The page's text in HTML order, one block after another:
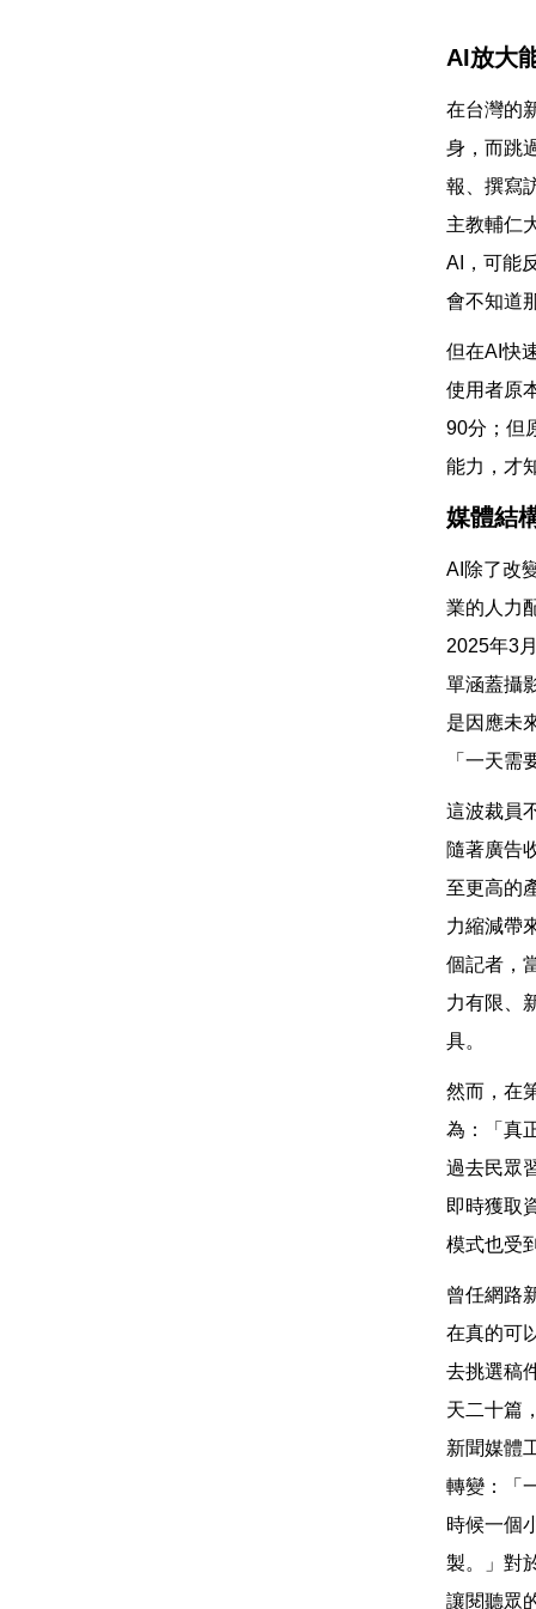
AI放大
在台灣的
身，而跳
報、撰寫
主教輔仁
AI，可能
會不知道
但在AI快
使用者原
90分；但
能力，才
媒體結
AI除了改
業的人力
2025年3
單涵蓋攝
是因應未
「一天
這波裁員
隨著廣告
至更高的
力縮減帶
個記者，
力有限、
具。
然而，在
為：「真
過去民眾
即時獲取
模式也受
曾任網路
在真的可
去挑選稿
天二十篇
新聞媒體
轉變：「
時候一個
製。」對
讓閱聽眾